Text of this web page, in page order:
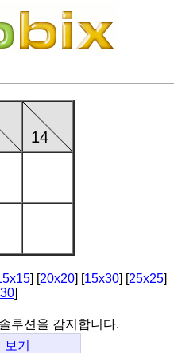
14
] [20x20] [15x30] [25x25]
]
루션을 감지합니다.
기